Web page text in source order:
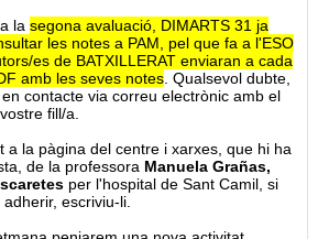
la segona avaluació, DIMARTS 31 ja
les notes a PAM, pel que fa a l'ESO
es de BATXILLERAT enviaran a cada
amb les seves notes. Qualsevol dubte,
contacte via correu electrònic amb el
fill/a.
a la pàgina del centre i xarxes, que hi ha
de la professora Manuela Grañas,
per l'hospital de Sant Camil, si
escriviu-li.